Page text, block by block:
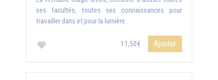
ses facultés, toutes ses connaissances pour
travailler dans et pour la lumière.
11,50€ Ajouter